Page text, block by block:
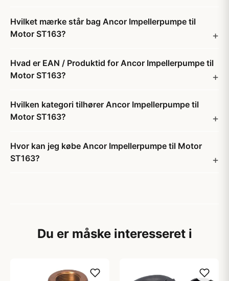
Hvilket mærke står bag Ancor Impellerpumpe til
Motor ST163?
Hvad er EAN / Produktid for Ancor Impellerpumpe til
Motor ST163?
Hvilken kategori tilhører Ancor Impellerpumpe til
Motor ST163?
Hvor kan jeg købe Ancor Impellerpumpe til Motor
ST163?
Du er måske interesseret i